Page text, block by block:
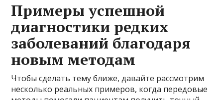
Примеры успешной
диагностики редких
заболеваний благодаря
новым методам
Чтобы сделать тему ближе, давайте рассмотрим
несколько реальных примеров, когда передовые